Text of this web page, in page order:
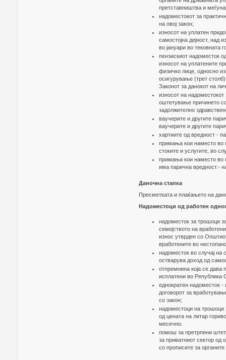
претставништва и
надоместокот за
на овој закон;
износот на уплатен
самостојна дејност, над
во јануари во тековната
пензискиот надоместок
износот на уплатените
физичко лице, односно
осигурување (трет
Законот за данокот на
износот на
оштетување причинето
задолжително
ваучерите и другите
ваучерите и другите
хартиите од вредност -
примања кои наместо во
стоките и услугите, во
примања кои наместо во
има парична вредност.-
Даночна стапка
Пресметката и плаќањето на
Надоместоци од работен
надоместок за трошоци
семејството на
износ утврден со
вработените во
надоместок во случај на
остварува доход од
отпремнина која се дава
исплатени во Република
еднократен надоместок -
договорот за
со закон;
надоместоци на трошоци
од цената на литар
месечно.
помош за претрпени
за приватниот сектор од
со прописите за